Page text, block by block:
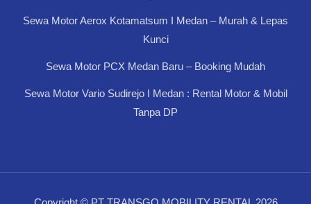
Sewa Motor Aerox Kotamatsum I Medan – Murah & Lepas
Kunci
Sewa Motor PCX Medan Baru – Booking Mudah
Sewa Motor Vario Sudirejo I Medan : Rental Motor & Mobil
Tanpa DP